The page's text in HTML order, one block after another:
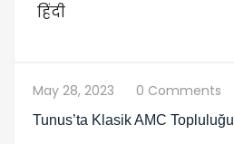
हिंदी
May 28, 2023 0 Comments
Tunus’ta Klasik AMC Topluluğu